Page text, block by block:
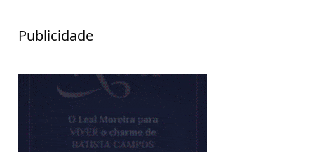
Publicidade